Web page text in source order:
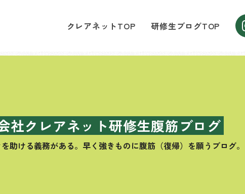
クレアネットTOP 研修生ブログTOP
社クレアネット研修生腹筋ブログ
助ける義務がある。 早く強きものに腹筋（復帰）を願うブログ。